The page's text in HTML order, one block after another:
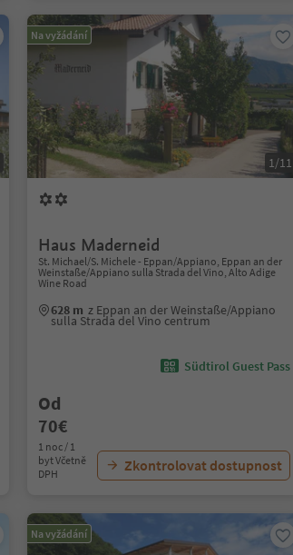
Na vyžádání
1/11
Haus Maderneid
St. Michael/S. Michele - Eppan/Appiano, Eppan an der
Weinstaße/Appiano sulla Strada del Vino, Alto Adige
Wine Road
628 m z Eppan an der Weinstaße/Appiano
sulla Strada del Vino centrum
Südtirol Guest Pass
Od
70€
1 noc / 1
byt Včetně
DPH
Zkontrolovat dostupnost
Na vyžádání